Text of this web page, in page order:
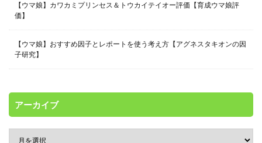
【ウマ娘】カワカミプリンセス＆トウカイテイオー評価【育成ウマ娘評
価】
【ウマ娘】おすすめ因子とレポートを使う考え方【アグネスタキオンの因
子研究】
アーカイブ